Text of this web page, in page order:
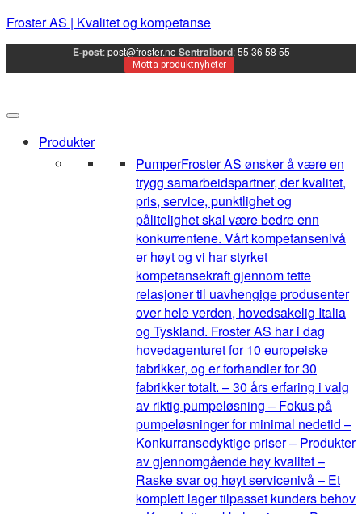
Froster AS | Kvalitet og kompetanse
E-post:post@froster.no Sentralbord:55 36 58 55
Motta produktnyheter
Produkter
PumperFroster AS ønsker å være en
trygg samarbeidspartner, der kvalitet,
pris, service, punktlighet og
pålitelighet skal være bedre enn
konkurrentene. Vårt kompetansenivå
er høyt og vi har styrket
kompetansekraft gjennom tette
relasjoner til uavhengige produsenter
over hele verden, hovedsakelig Italia
og Tyskland. Froster AS har i dag
hovedagenturet for 10 europeiske
fabrikker, og er forhandler for 30
fabrikker totalt. – 30 års erfaring i valg
av riktig pumpeløsning – Fokus på
pumpeløsninger for minimal nedetid –
Konkurransedyktige priser – Produkter
av gjennomgående høy kvalitet –
Raske svar og høyt servicenivå – Et
komplett lager tilpasset kunders behov